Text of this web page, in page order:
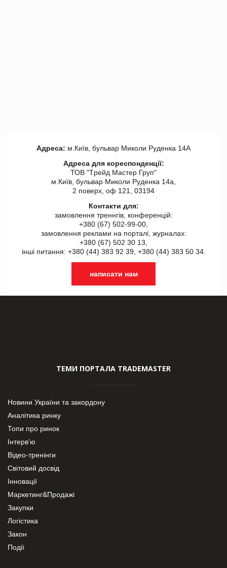
Адреса: м.Київ, бульвар Миколи Руденка 14А
Адреса для кореспонденції:
ТОВ "Tрейд Мастер Груп"
м.Київ, бульвар Миколи Руденка 14а,
2 поверх, оф 121, 03194
Контакти для:
замовлення треннгів, конференцій:
+380 (67) 502-99-00,
замовлення реклами на порталі, журналах:
+380 (67) 502 30 13,
інші питання: +380 (44) 383 92 39, +380 (44) 383 50 34.
написати нам
ТЕМИ ПОРТАЛА TRADEMASTER
Новини України та закордону
Аналітика ринку
Топи про ринок
Інтерв’ю
Відео-тренінги
Світовий досвід
Інновації
Маркетинг&Продажі
Закупки
Логістика
Закон
Події